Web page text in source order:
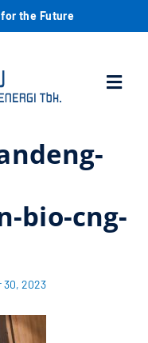
the Future
Menu
bio-cng-
30, 2023